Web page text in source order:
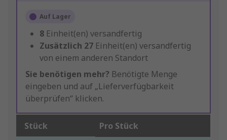
Auf Lager
8 Einheit(en) versandfertig
Zusätzlich 27 Einheit(en) versandfertig
von einem anderen Standort
Sie benötigen mehr? Benötigte Menge
eingeben und auf „Lieferverfügbarkeit
überprüfen“ klicken.
Stück Pro Stück